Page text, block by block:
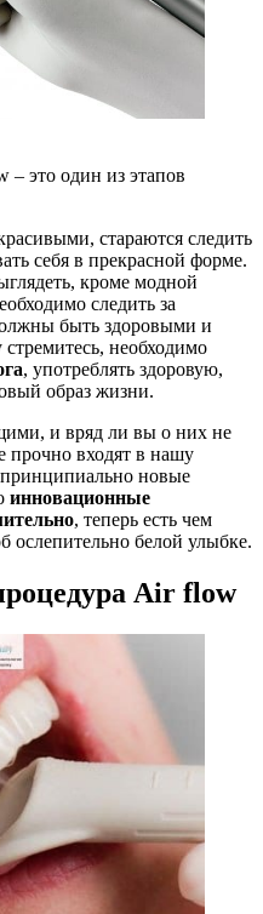
– это один из этапов
стараются следить
себя в прекрасной форме.
кроме модной
следить за
быть здоровыми и
необходимо
, употреблять здоровую,
образ жизни.
и вряд ли вы о них не
прочно входят в нашу
новые
инновационные
, теперь есть чем
ослепительно белой улыбке.
Air flow